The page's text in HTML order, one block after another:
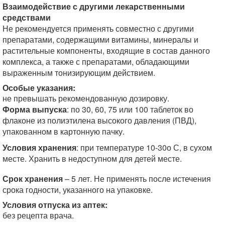
Взаимодействие с другими лекарственными
средствами
Не рекомендуется применять совместно с другими
препаратами, содержащими витамины, минералы и
растительные компоненты, входящие в состав данного
комплекса, а также с препаратами, обладающими
выраженным тонизирующим действием.
Особые указания:
не превышать рекомендованную дозировку.
Форма выпуска: по 30, 60, 75 или 100 таблеток во
флаконе из полиэтилена высокого давления (ПВД),
упакованном в картонную пачку.
Условия хранения: при температуре 10-30о С, в сухом
месте. Хранить в недоступном для детей месте.
Срок хранения– 5 лет. Не применять после истечения
срока годности, указанного на упаковке.
Условия отпуска из аптек:
без рецепта врача.